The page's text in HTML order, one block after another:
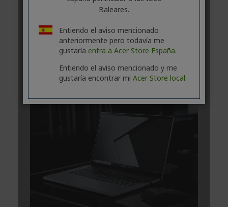
Baleares.
Entiendo el aviso mencionado
anteriormente pero todavía me
gustaría entra a Acer Store España.
Entiendo el aviso mencionado y me
gustaría encontrar mi Acer Store local.